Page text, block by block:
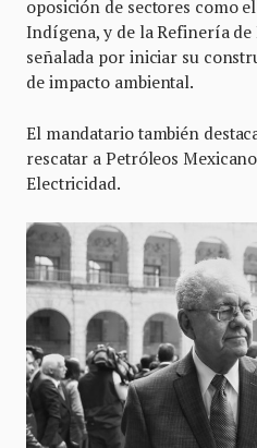
oposición de sectores como
Indígena, y de la Refinería de
señalada por iniciar su
de impacto ambiental.
El mandatario también
rescatar a Petróleos
Electricidad.